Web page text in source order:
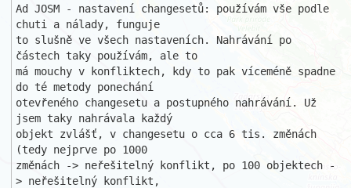
Ad JOSM - nastavení changesetů: používám vše podle
chuti a nálady, funguje
to slušně ve všech nastaveních. Nahrávání po
částech taky používám, ale to
má mouchy v konfliktech, kdy to pak víceméně spadne
do té metody ponechání
otevřeného changesetu a postupného nahrávání. Už
jsem taky nahrávala každý
objekt zvlášť, v changesetu o cca 6 tis. změnách
(tedy nejprve po 1000
změnách -> neřešitelný konflikt, po 100 objektech -
> neřešitelný konflikt,